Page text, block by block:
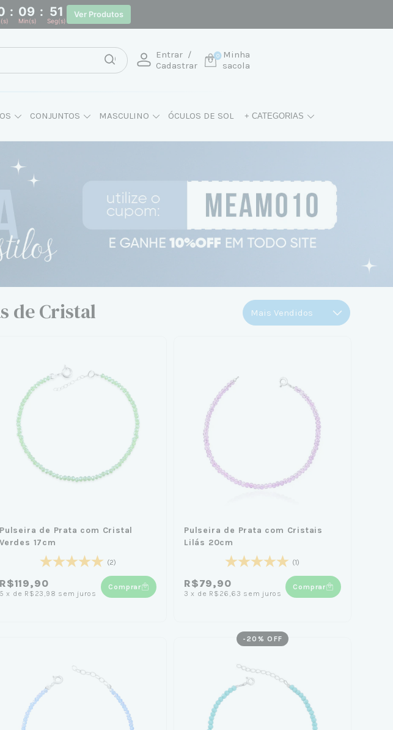
: 09 : 50
Min(s) Seg(s)
Ver Produtos
Entrar /
Cadastrar
Minha
sacola
0
CONJUNTOS MASCULINO ÓCULOS DE SOL + CATEGORIAS
de Cristal
Pulseira de Prata com Cristal
Verdes 17cm
(2)
R$119,90
5 x de R$23,98 sem juros
Comprar
Pulseira de Prata com Cristais
Lilás 20cm
(1)
R$79,90
3 x de R$26,63 sem juros
Comprar
- 20 % OFF